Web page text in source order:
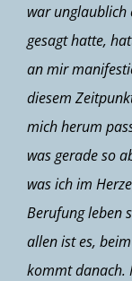
war unglaublich
gesagt hatte,
an mir
diesem
mich herum
was gerade so
was ich im
Berufung leben
allen ist es,
kommt danach.